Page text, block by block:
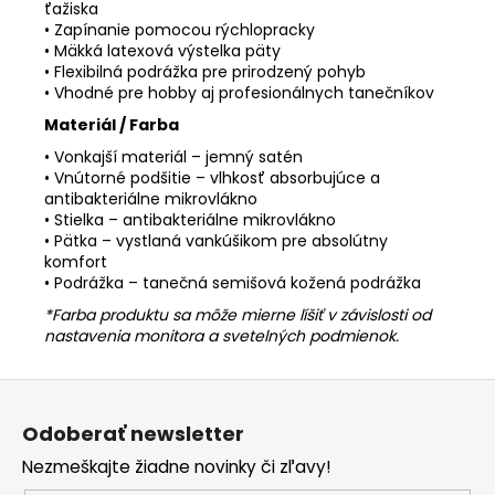
ťažiska
• Zapínanie pomocou rýchlopracky
• Mäkká latexová výstelka päty
• Flexibilná podrážka pre prirodzený pohyb
• Vhodné pre hobby aj profesionálnych tanečníkov
Materiál / Farba
• Vonkajší materiál – jemný satén
• Vnútorné podšitie – vlhkosť absorbujúce a
antibakteriálne mikrovlákno
• Stielka – antibakteriálne mikrovlákno
• Pätka – vystlaná vankúšikom pre absolútny
komfort
• Podrážka – tanečná semišová kožená podrážka
*Farba produktu sa môže mierne líšiť v závislosti od
nastavenia monitora a svetelných podmienok.
Z
Odoberať newsletter
Nezmeškajte žiadne novinky či zľavy!